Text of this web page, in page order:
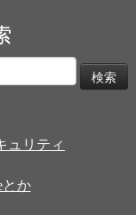
ュリティ
とか